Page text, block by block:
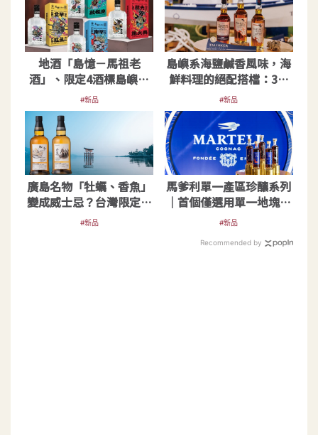
地酒「島憶－馬祖老
酒」、限定4酒標島嶼紀
念酒呼應擺暝祭
#新品
島嶼系海鹽鹹香風味，海
鮮料理的絕配搭檔：3款
泰斯卡威士忌
#新品
廣島名物「牡蠣、香魚」
變成威士忌？台灣限定原
酒限量登場
#新品
馬爹利單一產區珍釀系列
｜首個僅選用單一地塊葡
萄的干邑白蘭地酒款
#新品
Recommended by